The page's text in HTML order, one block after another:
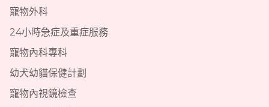
寵物外科
24小時急症及重症服務
寵物內科專科
幼犬幼貓保健計劃
寵物內視鏡檢查